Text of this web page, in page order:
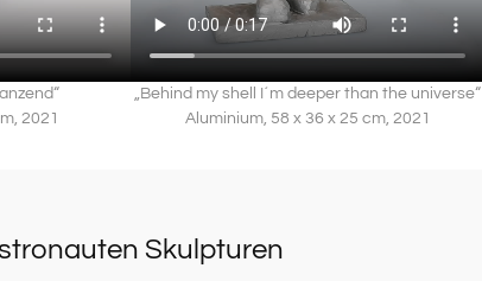
mit ihr auch
unseres
und kalten Umgebung
2021
„Behind my shell I´m deeper than the universe“
Aluminium, 58 x 36 x 25 cm, 2021
Skulpturen